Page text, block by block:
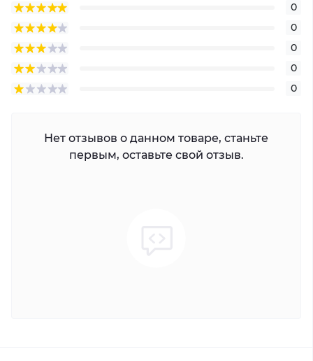
0
0
0
0
0
Нет отзывов о данном товаре, станьте
первым, оставьте свой отзыв.